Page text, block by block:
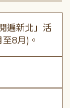
遍新北」活
8月)。